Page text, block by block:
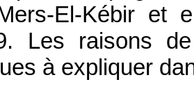
El-Kébir et
Les raisons
à expliquer